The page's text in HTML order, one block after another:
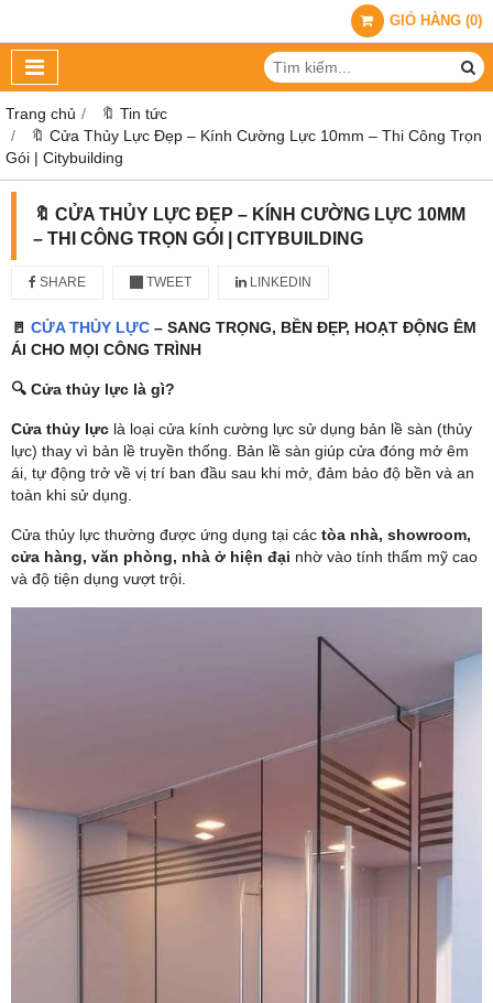
GIỎ HÀNG (0)
Trang chủ
🔖 Tin tức
🔖 Cửa Thủy Lực Đẹp – Kính Cường Lực 10mm – Thi Công Trọn
Gói | Citybuilding
🔖 CỬA THỦY LỰC ĐẸP – KÍNH CƯỜNG LỰC 10MM
– THI CÔNG TRỌN GÓI | CITYBUILDING
SHARE TWEET LINKEDIN
🚪 CỬA THỦY LỰC – SANG TRỌNG, BỀN ĐẸP, HOẠT ĐỘNG ÊM
ÁI CHO MỌI CÔNG TRÌNH
🔍 Cửa thủy lực là gì?
Cửa thủy lực là loại cửa kính cường lực sử dụng bản lề sàn (thủy
lực) thay vì bản lề truyền thống. Bản lề sàn giúp cửa đóng mở êm
ái, tự động trở về vị trí ban đầu sau khi mở, đảm bảo độ bền và an
toàn khi sử dụng.
Cửa thủy lực thường được ứng dụng tại các tòa nhà, showroom,
cửa hàng, văn phòng, nhà ở hiện đại nhờ vào tính thẩm mỹ cao
và độ tiện dụng vượt trội.